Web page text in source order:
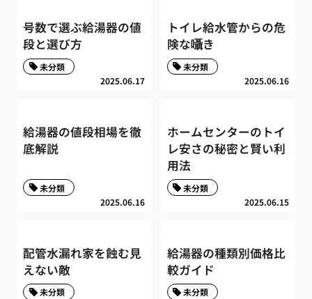
号数で選ぶ給湯器の値
段と選び方
2025.06.17
未分類
トイレ給水管からの危
険な囁き
2025.06.16
未分類
給湯器の値段相場を徹
底解説
2025.06.16
未分類
ホームセンターのトイ
レ安さの秘密と賢い利
用法
2025.06.15
未分類
配管水漏れ家を蝕む見
えない敵
未分類
給湯器の種類別価格比
較ガイド
未分類